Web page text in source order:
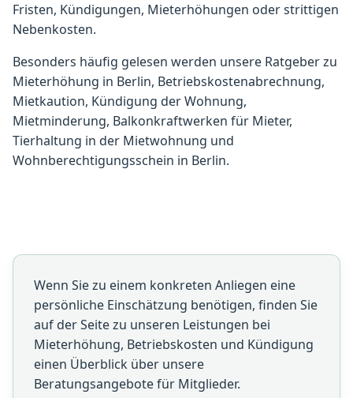
Fristen, Kündigungen, Mieterhöhungen oder strittigen
Nebenkosten.
Besonders häufig gelesen werden unsere Ratgeber zu
Mieterhöhung in Berlin, Betriebskostenabrechnung,
Mietkaution, Kündigung der Wohnung,
Mietminderung, Balkonkraftwerken für Mieter,
Tierhaltung in der Mietwohnung und
Wohnberechtigungsschein in Berlin.
Wenn Sie zu einem konkreten Anliegen eine
persönliche Einschätzung benötigen, finden Sie
auf der Seite zu unseren Leistungen bei
Mieterhöhung, Betriebskosten und Kündigung
einen Überblick über unsere
Beratungsangebote für Mitglieder.